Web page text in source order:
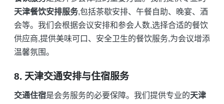
天津餐饮安排服务,包括茶歇安排、午餐自助、晚宴、酒
会等。我们会根据会议安排和参会人数,选择合适的餐饮
供应商,提供美味可口、安全卫生的餐饮服务,为会议增添
温馨氛围。
8. 天津交通安排与住宿服务
交通住宿是会务服务的必要保障。我们提供专业的天津